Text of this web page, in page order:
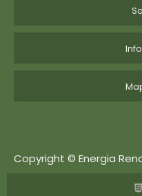
Copyright © Energia